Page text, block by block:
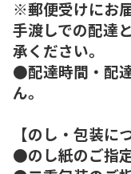
※郵便受けにお
手渡しでの配達
承ください。
●配達時間・配
ん。
【のし・包装に
●のし紙のご指